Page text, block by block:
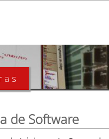
de Software